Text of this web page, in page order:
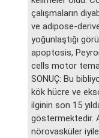
çalışmaların
ve adipose-
yoğunlaştığı
apoptosis,
cells motor
SONUÇ: Bu
kök hücre ve
ilginin son 15
göstermektedir.
nörovasküler